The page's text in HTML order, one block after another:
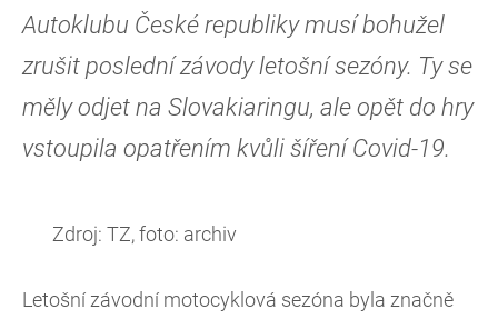
Autoklubu České republiky musí bohužel
zrušit poslední závody letošní sezóny. Ty se
měly odjet na Slovakiaringu, ale opět do hry
vstoupila opatřením kvůli šíření Covid-19.
Zdroj: TZ, foto: archiv
Letošní závodní motocyklová sezóna byla značně